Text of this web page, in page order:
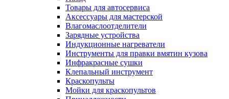
Товары для автосервиса
Аксессуары для мастерской
Влагомаслоотделители
Зарядные устройства
Индукционные нагреватели
Инструменты для правки вмятин кузова
Инфракрасные сушки
Клепальный инструмент
Краскопульты
Мойки для краскопультов